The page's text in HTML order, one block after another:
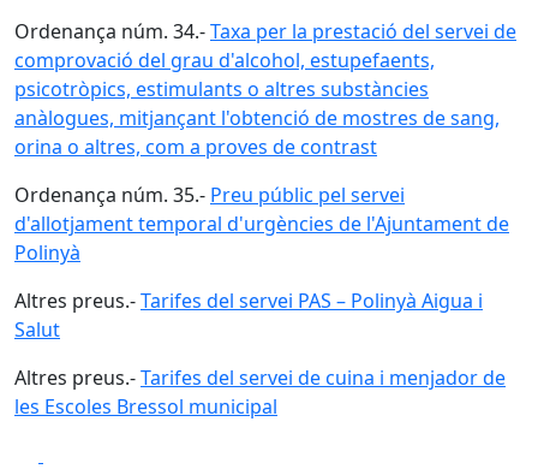
Ordenança núm. 34.-Taxa per la prestació del servei de
comprovació del grau d'alcohol, estupefaents,
psicotròpics, estimulants o altres substàncies
anàlogues, mitjançant l'obtenció de mostres de sang,
orina o altres, com a proves de contrast
Ordenança núm. 35.- Preu públic pel servei
d'allotjament temporal d'urgències de l'Ajuntament de
Polinyà
Altres preus.-Tarifes del servei PAS – Polinyà Aigua i
Salut
Altres preus.-Tarifes del servei de cuina i menjador de
les Escoles Bressol municipal